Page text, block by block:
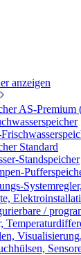
anzeigen
AS-Premium
Standard
Standspeicher
/